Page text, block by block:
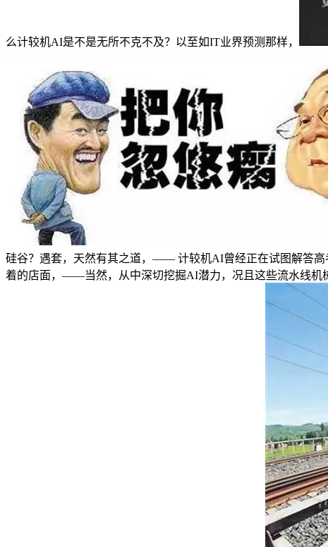
么计较机AI是不是无所不克不及？以至如IT业界预测那样，
硅谷？遇套，天然有其之道，—— 计较机AI曾经正在试图解答
着的店面，——当然，从中深切挖掘AI潜力，况且这些流水线机